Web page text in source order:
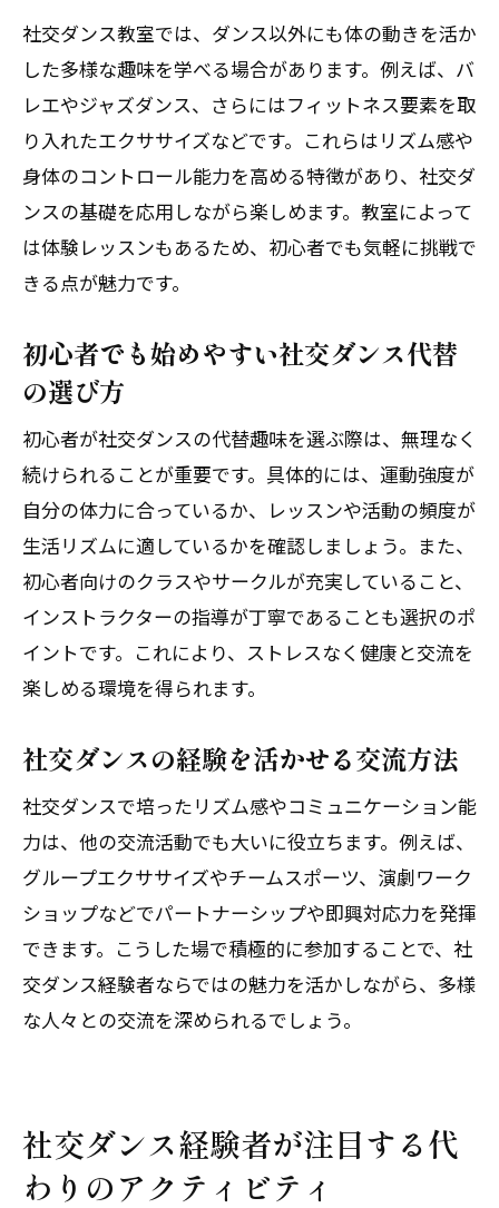
社交ダンス教室では、ダンス以外にも体の動きを活か
した多様な趣味を学べる場合があります。例えば、バ
レエやジャズダンス、さらにはフィットネス要素を取
り入れたエクササイズなどです。これらはリズム感や
身体のコントロール能力を高める特徴があり、社交ダ
ンスの基礎を応用しながら楽しめます。教室によって
は体験レッスンもあるため、初心者でも気軽に挑戦で
きる点が魅力です。
初心者でも始めやすい社交ダンス代替
の選び方
初心者が社交ダンスの代替趣味を選ぶ際は、無理なく
続けられることが重要です。具体的には、運動強度が
自分の体力に合っているか、レッスンや活動の頻度が
生活リズムに適しているかを確認しましょう。また、
初心者向けのクラスやサークルが充実していること、
インストラクターの指導が丁寧であることも選択のポ
イントです。これにより、ストレスなく健康と交流を
楽しめる環境を得られます。
社交ダンスの経験を活かせる交流方法
社交ダンスで培ったリズム感やコミュニケーション能
力は、他の交流活動でも大いに役立ちます。例えば、
グループエクササイズやチームスポーツ、演劇ワーク
ショップなどでパートナーシップや即興対応力を発揮
できます。こうした場で積極的に参加することで、社
交ダンス経験者ならではの魅力を活かしながら、多様
な人々との交流を深められるでしょう。
社交ダンス経験者が注目する代
わりのアクティビティ
体験レッスン後、その場でご入会で1,000円引！
無料体験レッスンはこちらから
体験レッスン後、その場でご入会で1,000円引！
無料体験レッスンはこちらから